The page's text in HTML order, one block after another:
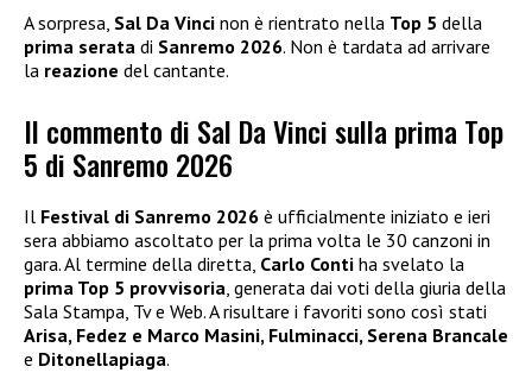
A sorpresa, Sal Da Vinci non è rientrato nella Top 5 della
prima serata di Sanremo 2026. Non è tardata ad arrivare
la reazione del cantante.
Il commento di Sal Da Vinci sulla prima Top
5 di Sanremo 2026
Il Festival di Sanremo 2026 è ufficialmente iniziato e ieri
sera abbiamo ascoltato per la prima volta le 30 canzoni in
gara. Al termine della diretta, Carlo Conti ha svelato la
prima Top 5 provvisoria , generata dai voti della giuria della
Sala Stampa, Tv e Web. A risultare i favoriti sono così stati
Arisa, Fedez e Marco Masini, Fulminacci, Serena Brancale
e Ditonellapiaga.